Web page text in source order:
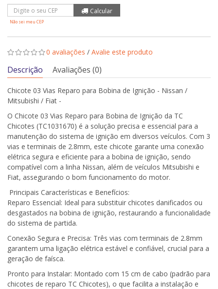
Não sei meu CEP
0 avaliações / Avalie este produto
Descrição Avaliações (0)
Chicote 03 Vias Reparo para Bobina de Ignição - Nissan /
Mitsubishi / Fiat -
O Chicote 03 Vias Reparo para Bobina de Ignição da TC
Chicotes (TC1031670) é a solução precisa e essencial para a
manutenção do sistema de ignição em diversos veículos. Com 3
vias e terminais de 2.8mm, este chicote garante uma conexão
elétrica segura e eficiente para a bobina de ignição, sendo
compatível com a linha Nissan, além de veículos Mitsubishi e
Fiat, assegurando o bom funcionamento do motor.
Principais Características e Benefícios:
Reparo Essencial: Ideal para substituir chicotes danificados ou
desgastados na bobina de ignição, restaurando a funcionalidade
do sistema de partida.
Conexão Segura e Precisa: Três vias com terminais de 2.8mm
garantem uma ligação elétrica estável e confiável, crucial para a
geração de faísca.
Pronto para Instalar: Montado com 15 cm de cabo (padrão para
chicotes de reparo TC Chicotes), o que facilita a instalação e